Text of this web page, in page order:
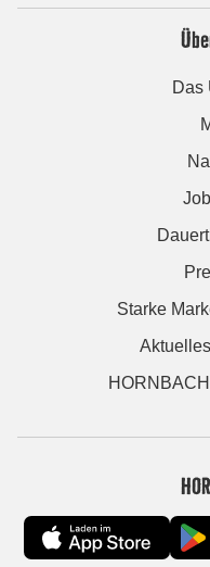
Das
Starke